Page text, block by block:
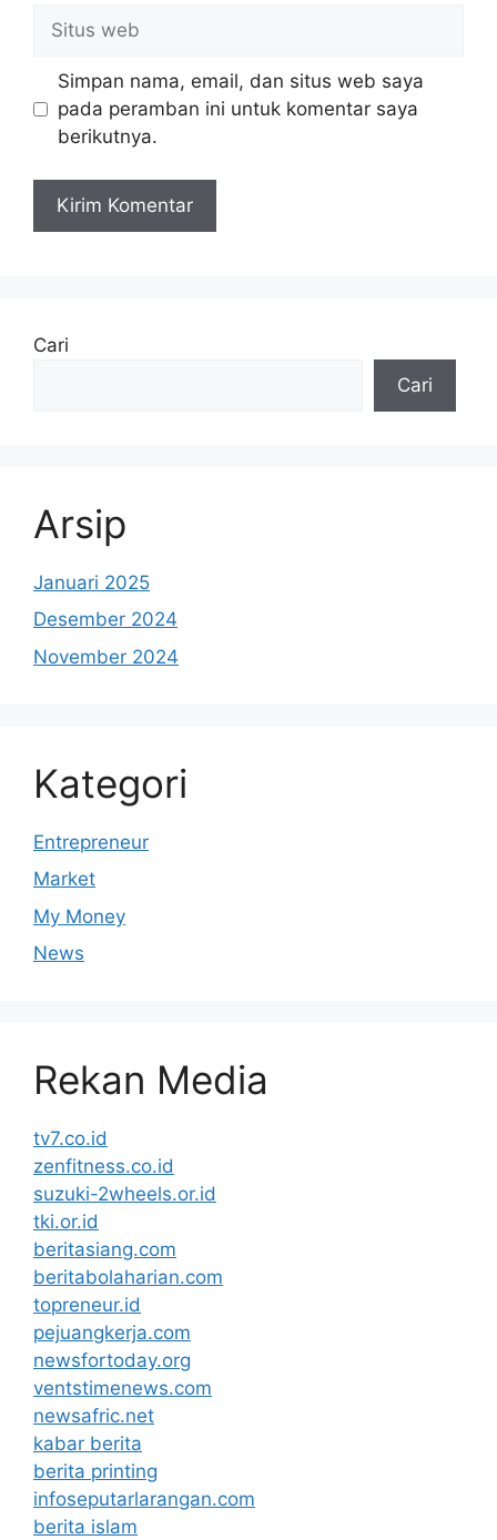
Situs
web
Simpan nama, email, dan situs web saya
pada peramban ini untuk komentar saya
berikutnya.
Cari
Cari
Arsip
Januari 2025
Desember 2024
November 2024
Kategori
Entrepreneur
Market
My Money
News
Rekan Media
tv7.co.id
zenfitness.co.id
suzuki-2wheels.or.id
tki.or.id
beritasiang.com
beritabolaharian.com
topreneur.id
pejuangkerja.com
newsfortoday.org
ventstimenews.com
newsafric.net
kabar berita
berita printing
infoseputarlarangan.com
berita islam